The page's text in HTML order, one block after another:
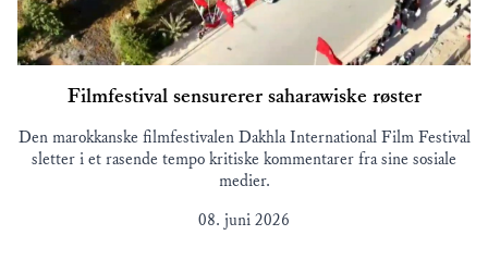
Filmfestival sensurerer saharawiske røster
Den marokkanske filmfestivalen Dakhla International Film Festival
sletter i et rasende tempo kritiske kommentarer fra sine sosiale
medier.
08. juni 2026